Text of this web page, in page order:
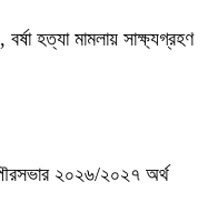
হত্যা মামলায় সাক্ষ্যগ্রহণ
২০২৬/২০২৭ অর্থ